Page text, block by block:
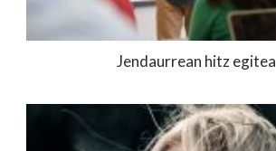
Jendaurrean hitz egitea